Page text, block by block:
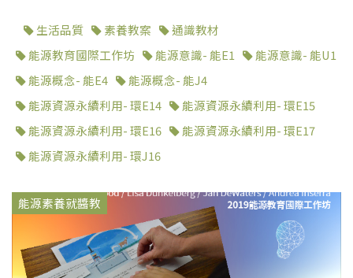
生活品質 素養教案
通識教材
能源教育國際工作坊
能源意識- 能E1
能源意識- 能U1
能源概念- 能E4
能源概念- 能J4
能源資源永續利用- 環E14
能源資源永續利用- 環E15
能源資源永續利用- 環E16
能源資源永續利用- 環E17
能源資源永續利用- 環J16
能源素養就醬教